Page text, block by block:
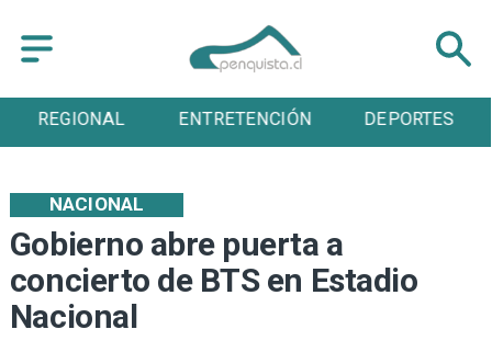
REGIONAL ENTRETENCIÓN DEPORTES
Gobierno abre puerta a
concierto de BTS en Estadio
Nacional
NACIONAL